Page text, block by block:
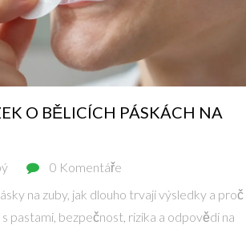
O BĚLICÍCH PÁSKÁCH NA
0 Komentáře
na zuby, jak dlouho trvají výsledky a proč
pastami, bezpečnost, rizika a odpovědi na